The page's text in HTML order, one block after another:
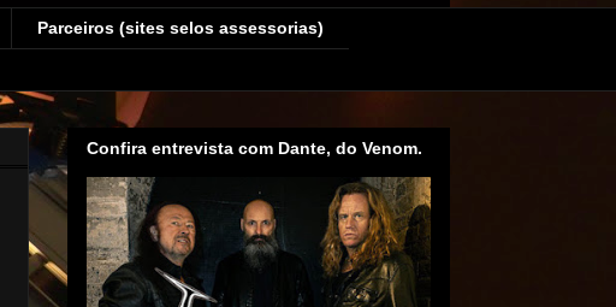
Parceiros (sites selos assessorias)
Confira entrevista com Dante, do Venom.